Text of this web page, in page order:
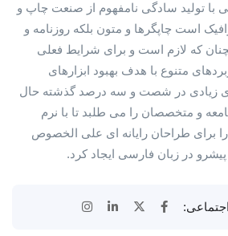
با تولید سادگی نامفهوم از صنعت چاپ و
است چاپگرها و متون بلکه روزنامه و
که لازم است و برای شرایط فعلی
متنوع با هدف بهبود ابزارهای
زیادی در شصت و سه درصد گذشته حال
و متخصصان را می طلبد تا با نرم
برای طراحان رایانه ای علی الخصوص
در زبان فارسی ایجاد کرد.